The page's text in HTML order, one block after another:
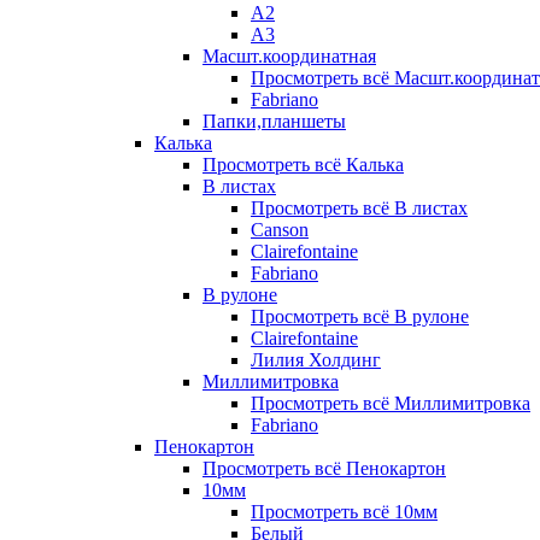
А2
А3
Масшт.координатная
Просмотреть всё
Fabriano
Папки,планшеты
Калька
Просмотреть всё Калька
В листах
Просмотреть всё В листах
Canson
Clairefontaine
Fabriano
В рулоне
Просмотреть всё В рулоне
Clairefontaine
Лилия Холдинг
Миллимитровка
Просмотреть всё Миллимитровка
Fabriano
Пенокартон
Просмотреть всё Пенокартон
10мм
Просмотреть всё 10мм
Белый